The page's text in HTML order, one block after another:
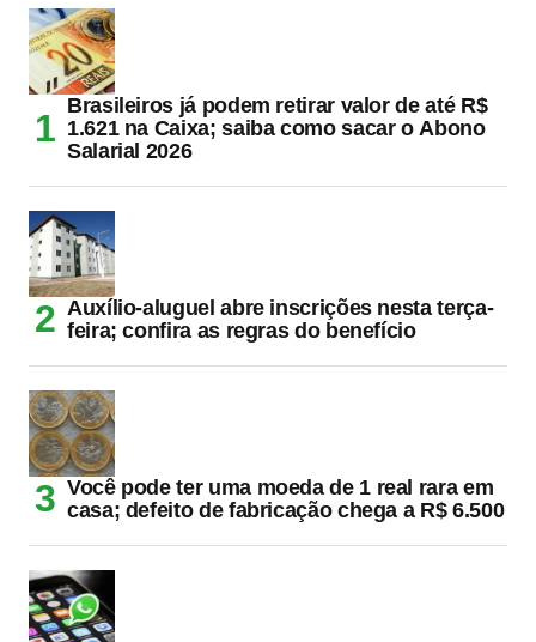
Brasileiros já podem retirar valor de até R$
1.621 na Caixa; saiba como sacar o Abono
Salarial 2026
Auxílio-aluguel abre inscrições nesta terça-
feira; confira as regras do benefício
Você pode ter uma moeda de 1 real rara em
casa; defeito de fabricação chega a R$ 6.500